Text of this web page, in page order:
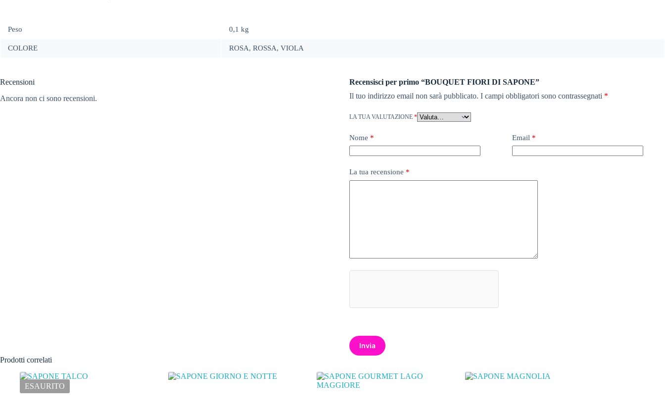
Peso 0,1 kg
COLORE ROSA, ROSSA, VIOLA
Recensioni
Ancora non ci sono recensioni.
Recensisci per primo “BOUQUET FIORI DI SAPONE”
Il tuo indirizzo email non sarà pubblicato. I campi obbligatori sono contrassegnati *
LA TUA VALUTAZIONE *
Nome * Email *
La tua recensione *
Invia
Prodotti correlati
ESAURITO